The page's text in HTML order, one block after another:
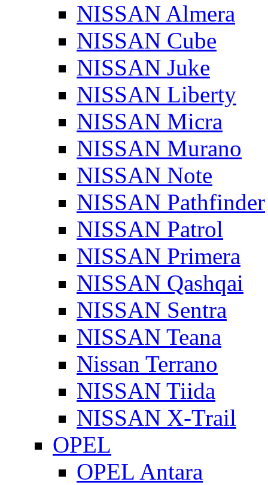
NISSAN Almera
NISSAN Cube
NISSAN Juke
NISSAN Liberty
NISSAN Micra
NISSAN Murano
NISSAN Note
NISSAN Pathfinder
NISSAN Patrol
NISSAN Primera
NISSAN Qashqai
NISSAN Sentra
NISSAN Teana
Nissan Terrano
NISSAN Tiida
NISSAN X-Trail
OPEL
OPEL Antara